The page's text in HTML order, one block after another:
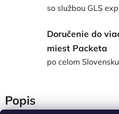
so službou GLS
Doručenie do
miest Packeta
po celom Slovensku
Popis